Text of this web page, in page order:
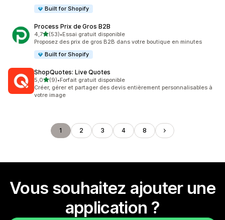
Built for Shopify
Process Prix de Gros B2B
4,7étoile(s) sur 5
(53)
53 avis au total
•Essai gratuit disponible
Proposez des prix de gros B2B dans votre boutique en minutes
Built for Shopify
ShopQuotes: Live Quotes
5,0étoile(s) sur 5
(9)
9 avis au total
•Forfait gratuit disponible
Créer, gérer et partager des devis entièrement personnalisables à
votre image
1 2 3 4 8
Vous souhaitez ajouter une
application ?